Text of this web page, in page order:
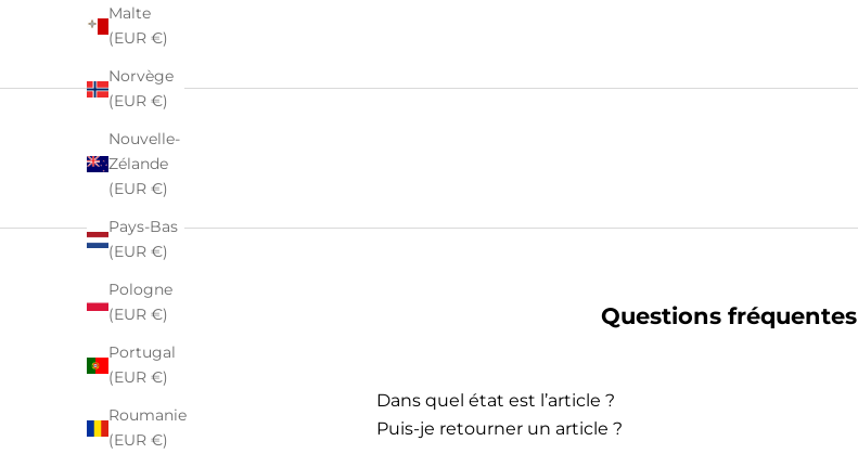
Malte
(EUR €)
Norvège
(EUR €)
Nouvelle-
Zélande
(EUR €)
Pays-Bas
(EUR €)
Pologne
(EUR €)
Portugal
(EUR €)
Roumanie
(EUR €)
Questions fréquentes
Dans quel état est l’article ?
Puis-je retourner un article ?